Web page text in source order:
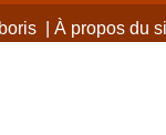
| À propos du